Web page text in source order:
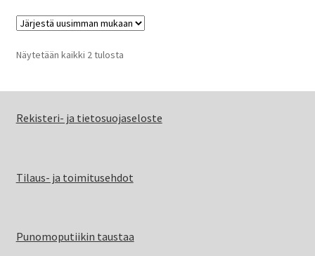
Näytetään kaikki 2 tulostaSorted
Rekisteri- ja tietosuojaseloste
Tilaus- ja toimitusehdot
Punomoputiikin taustaa